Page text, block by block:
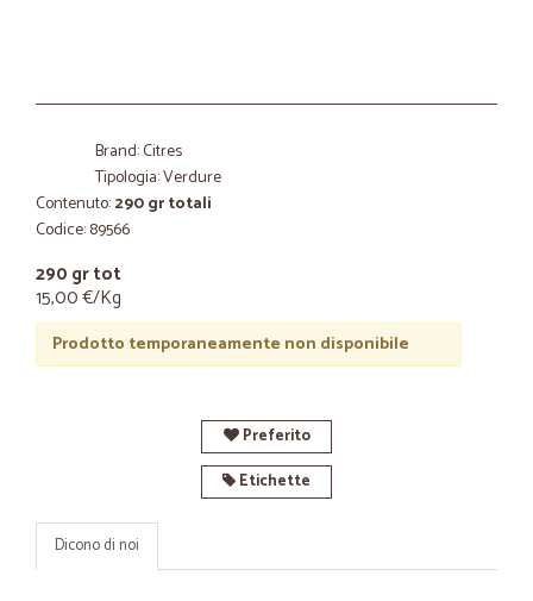
Brand: Citres
Tipologia: Verdure
Contenuto:290 gr totali
Codice: 89566
290 gr tot
15,00 €/Kg
Prodotto temporaneamente non disponibile
Preferito
Etichette
Dicono di noi